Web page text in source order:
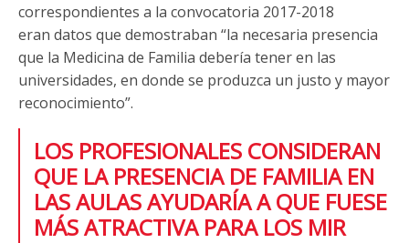
correspondientes a la convocatoria 2017-2018
eran datos que demostraban “la necesaria presencia
que la Medicina de Familia debería tener en las
universidades, en donde se produzca un justo y mayor
reconocimiento”.
LOS PROFESIONALES CONSIDERAN
QUE LA PRESENCIA DE FAMILIA EN
LAS AULAS AYUDARÍA A QUE FUESE
MÁS ATRACTIVA PARA LOS MIR